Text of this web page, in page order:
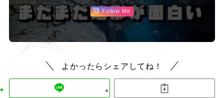
Follow Me
よかったらシェアしてね！